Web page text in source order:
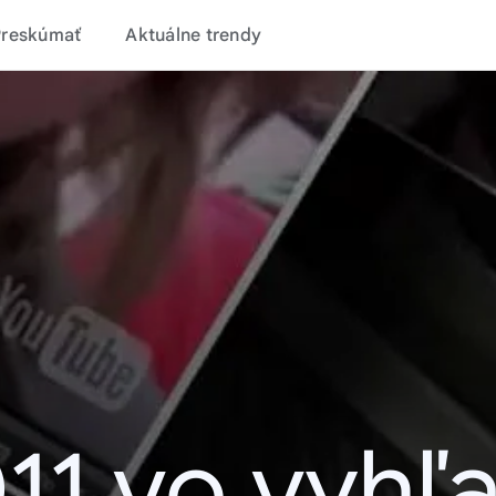
Aktuálne trendy